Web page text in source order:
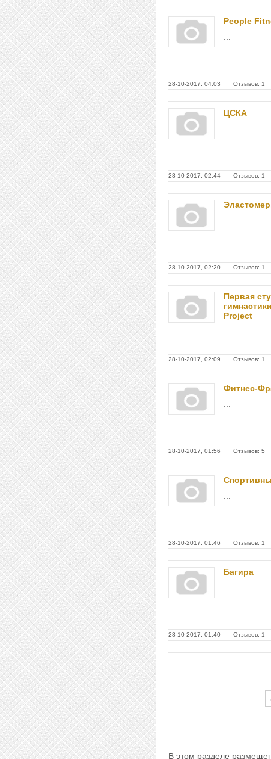
People
28-10-2017, 04:03 Отзывов: 1
ЦСКА
28-10-2017, 02:44 Отзывов: 1
28-10-2017, 02:20 Отзывов: 1
Первая
Project
28-10-2017, 02:09 Отзывов: 1
Фитнес-
28-10-2017, 01:56 Отзывов: 5
28-10-2017, 01:46 Отзывов: 1
Багира
28-10-2017, 01:40 Отзывов: 1
В этом разделе